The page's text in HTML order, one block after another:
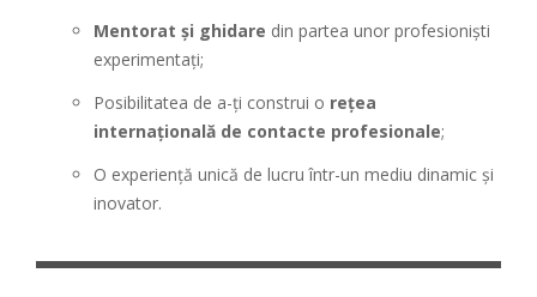
Mentorat și ghidare din partea unor profesioniști
experimentați;
Posibilitatea de a-ți construi o rețea
internațională de contacte profesionale;
O experiență unică de lucru într-un mediu dinamic și
inovator.